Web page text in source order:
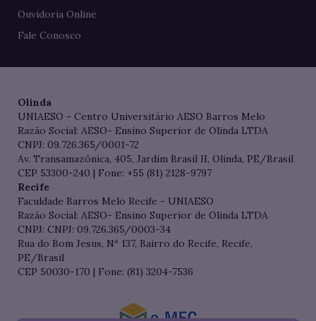
Ouvidoria Online
Fale Conosco
Olinda
UNIAESO - Centro Universitário AESO Barros Melo
Razão Social: AESO- Ensino Superior de Olinda LTDA
CNPJ: 09.726.365/0001-72
Av. Transamazônica, 405, Jardim Brasil II, Olinda, PE/Brasil
CEP 53300-240 | Fone: +55 (81) 2128-9797
Recife
Faculdade Barros Melo Recife - UNIAESO
Razão Social: AESO- Ensino Superior de Olinda LTDA
CNPJ: CNPJ: 09.726.365/0003-34
Rua do Bom Jesus, Nº 137, Bairro do Recife, Recife,
PE/Brasil
CEP 50030-170 | Fone: (81) 3204-7536